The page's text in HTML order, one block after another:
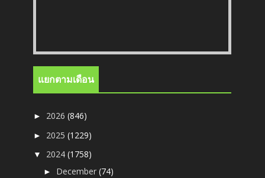
แยกตามเดือน
► 2026(846)
► 2025(1229)
▼ 2024(1758)
► December(74)